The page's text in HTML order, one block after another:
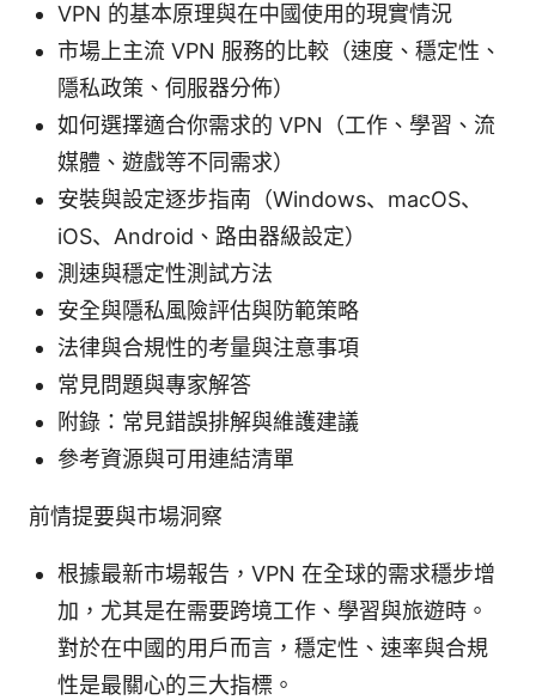
VPN 的基本原理與在中國使用的現實情況
市場上主流 VPN 服務的比較（速度、穩定性、
隱私政策、伺服器分佈）
如何選擇適合你需求的 VPN（工作、學習、流
媒體、遊戲等不同需求）
安裝與設定逐步指南（Windows、macOS、
iOS、Android、路由器級設定）
測速與穩定性測試方法
安全與隱私風險評估與防範策略
法律與合規性的考量與注意事項
常見問題與專家解答
附錄：常見錯誤排解與維護建議
參考資源與可用連結清單
前情提要與市場洞察
根據最新市場報告，VPN 在全球的需求穩步增
加，尤其是在需要跨境工作、學習與旅遊時。
對於在中國的用戶而言，穩定性、速率與合規
性是最關心的三大指標。